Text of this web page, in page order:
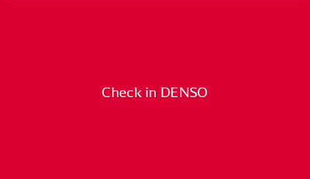
Check in DENSO